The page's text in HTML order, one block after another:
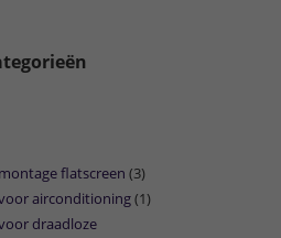
flatscreen (3)
airconditioning(1)
draadloze